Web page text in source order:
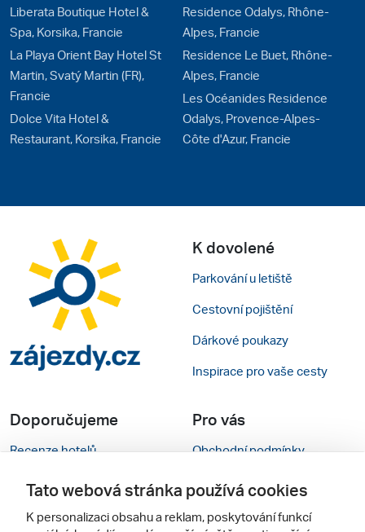
Liberata Boutique Hotel &
Spa, Korsika, Francie
La Playa Orient Bay Hotel St
Martin, Svatý Martin (FR),
Francie
Dolce Vita Hotel &
Restaurant, Korsika, Francie
Residence Odalys, Rhône-
Alpes, Francie
Residence Le Buet, Rhône-
Alpes, Francie
Les Océanides Residence
Odalys, Provence-Alpes-
Côte d'Azur, Francie
K dovolené
Parkování u letiště
Cestovní pojištění
Dárkové poukazy
Inspirace pro vaše cesty
Doporučujeme
Recenze hotelů
Rady na cestu
Cestovní kanceláře
Pro vás
Obchodní podmínky
Kontakty
Nastavení cookies
Tato webová stránka používá cookies
K personalizaci obsahu a reklam, poskytování funkcí